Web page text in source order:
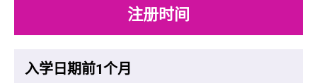
注册时间
入学日期前1个月